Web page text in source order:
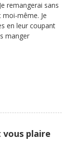
remangerai sans
même. Je
en leur coupant
manger
plaire